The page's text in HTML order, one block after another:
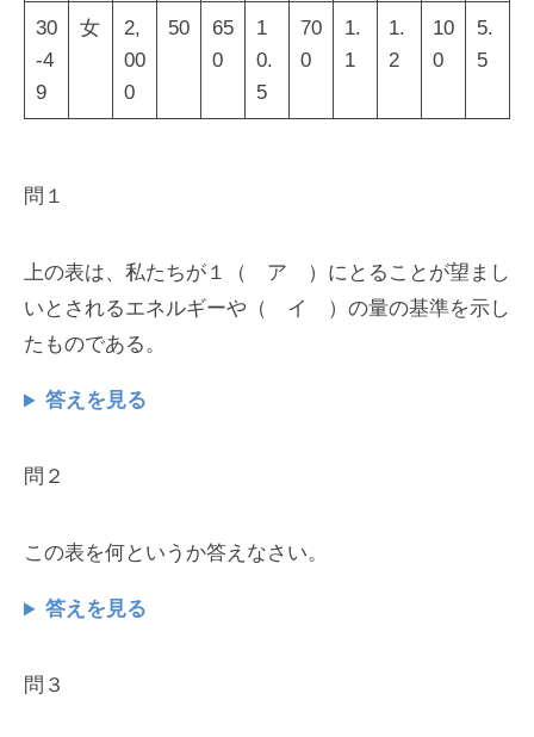
30
-4
9
女
2,
00
0
50
65
0
1
0.
5
70
0
1.
1
1.
2
10
0
5.
5
問１
上の表は、私たちが１（ ア ）にとることが望まし
いとされるエネルギーや（ イ ）の量の基準を示し
たものである。
答えを見る
問２
この表を何というか答えなさい。
答えを見る
問３